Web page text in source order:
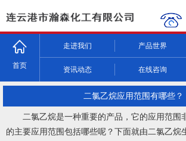
首页
走进我们 产品世界
资讯动态 在线咨询
二氯乙烷应用范围有哪些？
二氯乙烷是一种重要的产品，它的应用范围
的主要应用范围包括哪些呢？下面就由二氯乙烷